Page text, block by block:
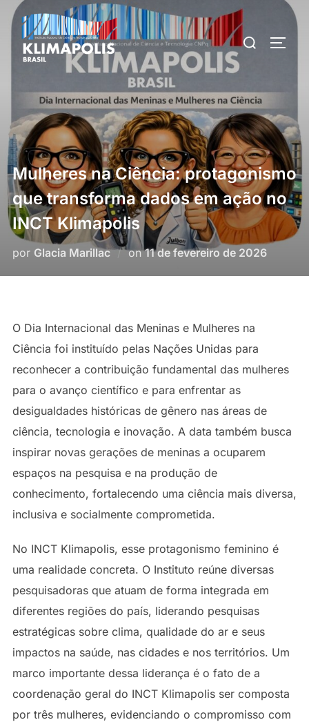
Pular
para
Pesquisar
por:
Mulheres na Ciência: protagonismo
que transforma dados em ação no
INCT Klimapolis
por Glacia Marillac onPostado
11 de fevereiro de 2026
O Dia Internacional das Meninas e Mulheres na
Ciência foi instituído pelas Nações Unidas para
reconhecer a contribuição fundamental das mulheres
para o avanço científico e para enfrentar as
desigualdades históricas de gênero nas áreas de
ciência, tecnologia e inovação. A data também busca
inspirar novas gerações de meninas a ocuparem
espaços na pesquisa e na produção de
conhecimento, fortalecendo uma ciência mais diversa,
inclusiva e socialmente comprometida.
No INCT Klimapolis, esse protagonismo feminino é
uma realidade concreta. O Instituto reúne diversas
pesquisadoras que atuam de forma integrada em
diferentes regiões do país, liderando pesquisas
estratégicas sobre clima, qualidade do ar e seus
impactos na saúde, nas cidades e nos territórios. Um
marco importante dessa liderança é o fato de a
coordenação geral do INCT Klimapolis ser composta
por três mulheres, evidenciando o compromisso com